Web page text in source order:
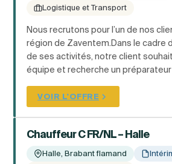
Logistique et Transport
Nous recrutons pour l’un de nos
région de Zaventem.Dans le cadre
de ses activités, notre client
équipe et recherche un
VOIR L'OFFRE
Chauffeur C FR/NL – Halle
Halle, Brabant flamand